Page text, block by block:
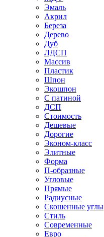
Эмаль
Акрил
Береза
Дерево
Дуб
ЛДСП
Массив
Пластик
Шпон
Экошпон
С патиной
ДСП
Стоимость
Дешевые
Дорогие
Эконом-класс
Элитные
Форма
П-образные
Угловые
Прямые
Радиусные
Скошенные углы
Стиль
Современные
Евро